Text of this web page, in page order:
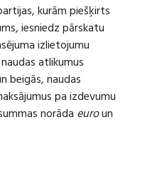
kurām piešķirts
iesniedz pārskatu
izlietojumu
atlikumus
beigās, naudas
pa izdevumu
norāda euroun